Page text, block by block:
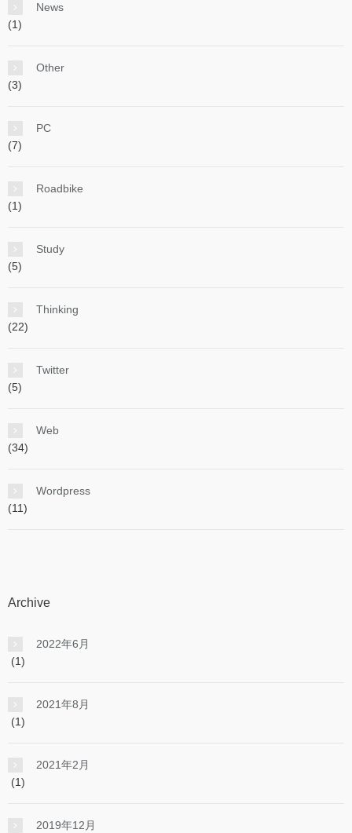
News
(1)
Other
(3)
PC
(7)
Roadbike
(1)
Study
(5)
Thinking
(22)
Twitter
(5)
Web
(34)
Wordpress
(11)
Archive
2022年6月
(1)
2021年8月
(1)
2021年2月
(1)
2019年12月